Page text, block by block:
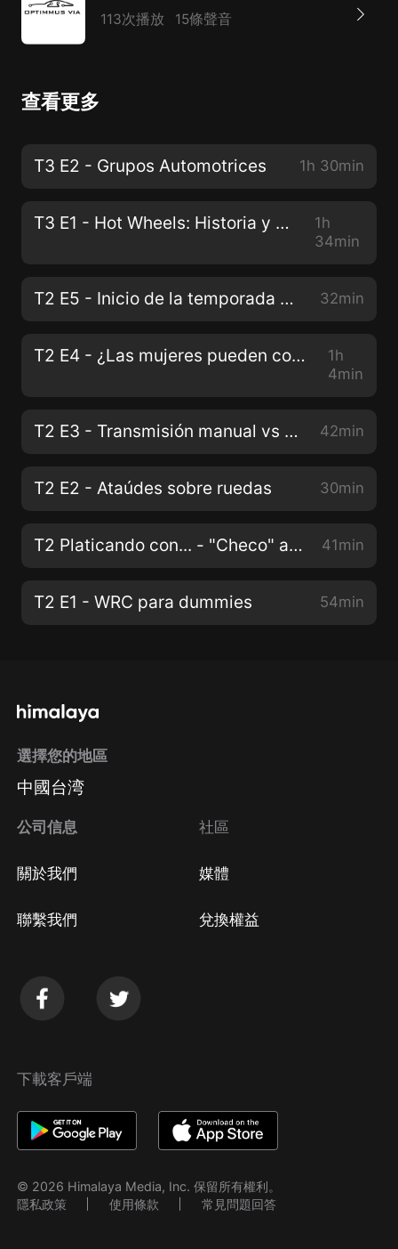
113次播放 15條聲音
查看更多
T3 E2 - Grupos Automotrices 1h 30min
T3 E1 - Hot Wheels: Historia y un poco más.
1h
34min
T2 E5 - Inicio de la temporada 2021 32min
T2 E4 - ¿Las mujeres pueden conducir un Fórmula 1?
1h
4min
T2 E3 - Transmisión manual vs Transmisión automática 42min
T2 E2 - Ataúdes sobre ruedas 30min
T2 Platicando con... - "Checo" a Red Bull 41min
T2 E1 - WRC para dummies 54min
選擇您的地區
中國台湾
公司信息
關於我們
聯繫我們
社區
媒體
兌換權益
下載客戶端
© 2026 Himalaya Media, Inc. 保留所有權利。
隱私政策
使用條款 常見問題回答